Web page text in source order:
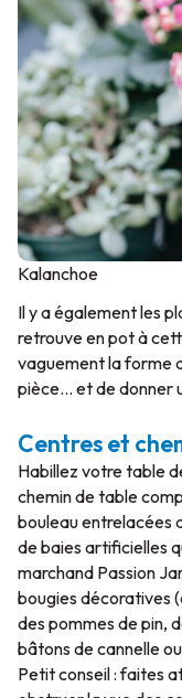
Kalanchoe
Il y a également les
retrouve en pot à
vaguement la forme
pièce… et de donner
Centres et
Habillez votre table
chemin de table
bouleau entrelacées
de baies artificielles
marchand Passion
bougies décoratives
des pommes de pin,
bâtons de cannelle
Petit conseil : faites